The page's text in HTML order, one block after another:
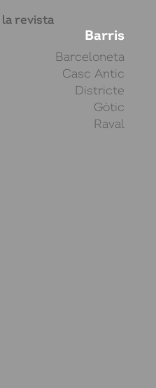
revista
Barris
Barceloneta
Casc Antic
Districte
Gòtic
Raval